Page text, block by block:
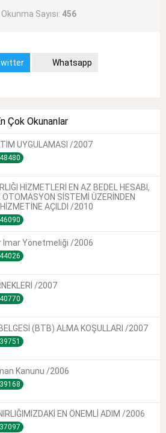
Okunma Sayısı: 456
Whatsapp
Çok Okunanlar
UYGULAMASI /2007
HİZMETLERİ EN AZ BEDEL HESABI,
SİSTEMİ ÜZERİNDEN
AÇILDI /2010
Imar Yönetmeliği /2006
/2007
(BTB) ALMA KOŞULLARI /2007
Kanunu /2006
EN ÖNEMLİ ADIM /2006